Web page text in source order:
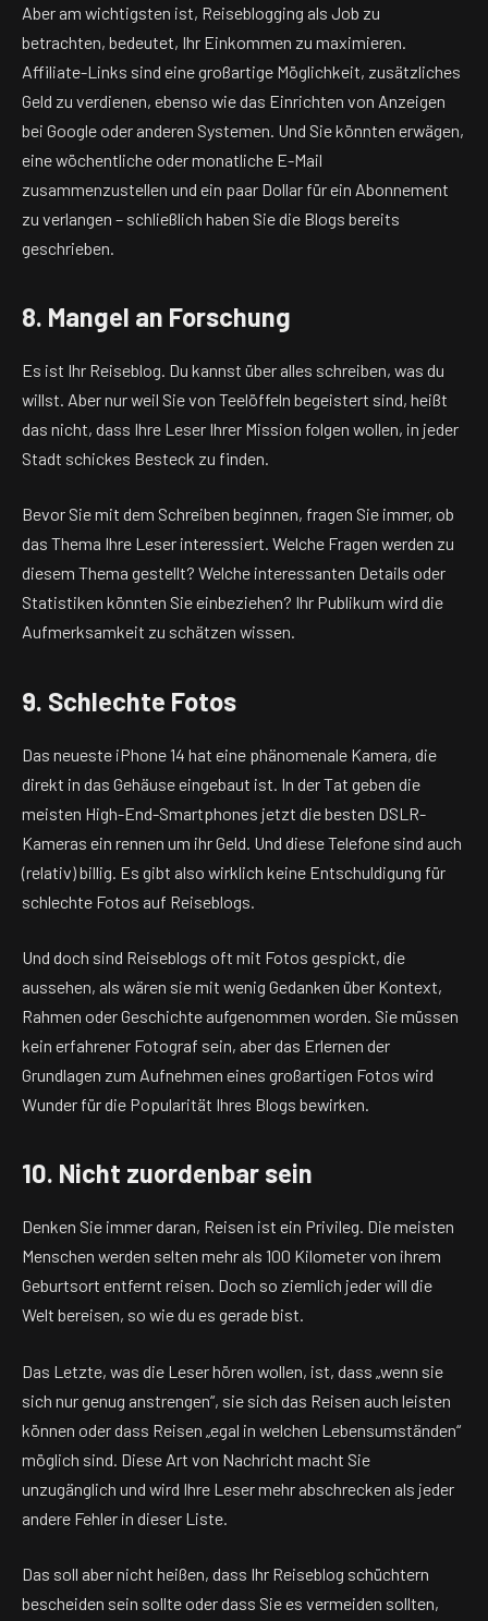
Aber am wichtigsten ist, Reiseblogging als Job zu
betrachten, bedeutet, Ihr Einkommen zu maximieren.
Affiliate-Links sind eine großartige Möglichkeit, zusätzliches
Geld zu verdienen, ebenso wie das Einrichten von Anzeigen
bei Google oder anderen Systemen. Und Sie könnten erwägen,
eine wöchentliche oder monatliche E-Mail
zusammenzustellen und ein paar Dollar für ein Abonnement
zu verlangen – schließlich haben Sie die Blogs bereits
geschrieben.
8. Mangel an Forschung
Es ist Ihr Reiseblog. Du kannst über alles schreiben, was du
willst. Aber nur weil Sie von Teelöffeln begeistert sind, heißt
das nicht, dass Ihre Leser Ihrer Mission folgen wollen, in jeder
Stadt schickes Besteck zu finden.
Bevor Sie mit dem Schreiben beginnen, fragen Sie immer, ob
das Thema Ihre Leser interessiert. Welche Fragen werden zu
diesem Thema gestellt? Welche interessanten Details oder
Statistiken könnten Sie einbeziehen? Ihr Publikum wird die
Aufmerksamkeit zu schätzen wissen.
9. Schlechte Fotos
Das neueste iPhone 14 hat eine phänomenale Kamera, die
direkt in das Gehäuse eingebaut ist. In der Tat geben die
meisten High-End-Smartphones jetzt die besten DSLR-
Kameras ein rennen um ihr Geld . Und diese Telefone sind auch
(relativ) billig. Es gibt also wirklich keine Entschuldigung für
schlechte Fotos auf Reiseblogs.
Und doch sind Reiseblogs oft mit Fotos gespickt, die
aussehen, als wären sie mit wenig Gedanken über Kontext,
Rahmen oder Geschichte aufgenommen worden. Sie müssen
kein erfahrener Fotograf sein, aber das Erlernen der
Grundlagen zum Aufnehmen eines großartigen Fotos wird
Wunder für die Popularität Ihres Blogs bewirken.
10. Nicht zuordenbar sein
Denken Sie immer daran, Reisen ist ein Privileg. Die meisten
Menschen werden selten mehr als 100 Kilometer von ihrem
Geburtsort entfernt reisen. Doch so ziemlich jeder will die
Welt bereisen, so wie du es gerade bist.
Das Letzte, was die Leser hören wollen, ist, dass „wenn sie
sich nur genug anstrengen“, sie sich das Reisen auch leisten
können oder dass Reisen „egal in welchen Lebensumständen“
möglich sind. Diese Art von Nachricht macht Sie
unzugänglich und wird Ihre Leser mehr abschrecken als jeder
andere Fehler in dieser Liste.
Das soll aber nicht heißen, dass Ihr Reiseblog schüchtern
bescheiden sein sollte oder dass Sie es vermeiden sollten,